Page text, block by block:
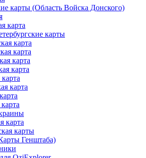
карты (Область Войска Донского)
карта
карты
карта
карта
карта
карта
карта
карта
карты
Генштаба)